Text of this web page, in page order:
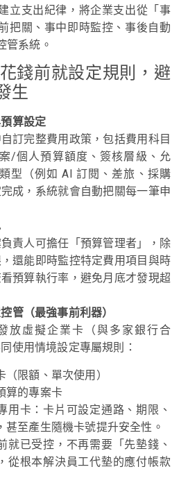
立支出紀律，將企業支出從「事
把關、事中即時監控、事後自動
管系統。
錢前就設定規則，避
生
算設定
訂完整費用政策，包括費用科目
/個人預算額度、簽核層級、允
型（例如 AI 訂閱、差旅、採購
成，系統就會自動把關每一筆申
責人可擔任「預算管理者」，除
還能即時監控特定費用項目與時
預算執行率，避免月底才發現超
管（最強事前利器）
放虛擬企業卡（與多家銀行合
使用情境設定專屬規則：
（限額、單次使用）
算的專案卡
用卡：卡片可設定通路、期限、
甚至產生隨機卡號提升安全性。
就已受控，不再需要「先墊錢、
從根本解決員工代墊的應付帳款